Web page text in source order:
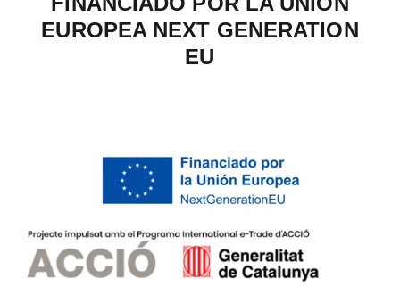
EUROPEA NEXT GENERATION
EU